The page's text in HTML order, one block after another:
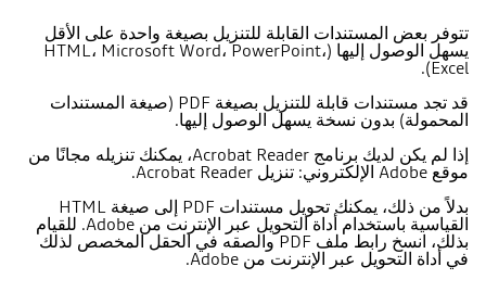
تتوفر بعض المستندات القابلة للتنزيل بصيغة واحدة على الأقل
يسهل الوصول إليها (HTML، Microsoft Word، PowerPoint،
Excel).
قد تجد مستندات قابلة للتنزيل بصيغة PDF (صيغة المستندات
المحمولة) بدون نسخة يسهل الوصول إليها.
إذا لم يكن لديك برنامج Acrobat Reader، يمكنك تنزيله مجانًا من
موقع Adobe الإلكتروني: تنزيل Acrobat Reader.
بدلاً من ذلك، يمكنك تحويل مستندات PDF إلى صيغة HTML
القياسية باستخدام أداة التحويل عبر الإنترنت من Adobe. للقيام
بذلك، انسخ رابط ملف PDF والصقه في الحقل المخصص لذلك
في أداة التحويل عبر الإنترنت من Adobe.